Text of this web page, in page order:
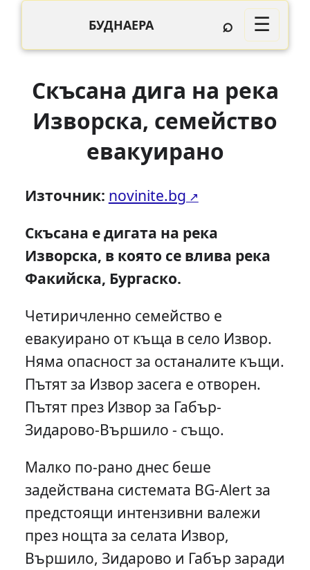
БУДНАЕРА ⌕ ☰
Скъсана дига на река
Изворска, семейство
евакуирано
Източник: novinite.bg
Скъсана е дигата на река
Изворска, в която се влива река
Факийска, Бургаско.
Четиричленно семейство е
евакуирано от къща в село Извор.
Няма опасност за останалите къщи.
Пътят за Извор засега е отворен.
Пътят през Извор за Габър-
Зидарово-Вършило - също.
Малко по-рано днес беше
задействана системата BG-Alert за
предстоящи интензивни валежи
през нощта за селата Извор,
Вършило, Зидарово и Габър заради